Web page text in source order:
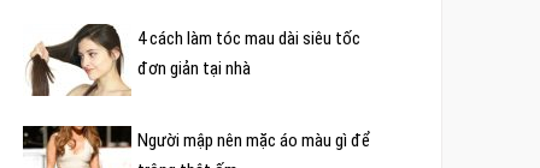
4 cách làm tóc mau dài siêu tốc
đơn giản tại nhà
Người mập nên mặc áo màu gì để